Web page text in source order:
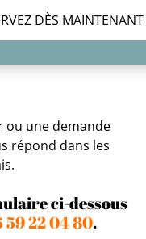
DÈS MAINTENANT
ou une demande
répond dans les
ci-dessous
59 22 04 80.